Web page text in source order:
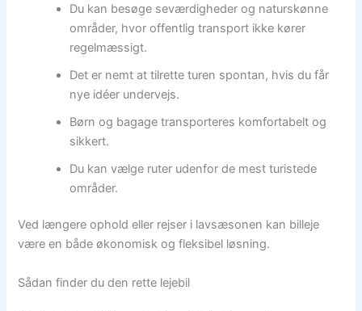
Du kan besøge seværdigheder og naturskønne
områder, hvor offentlig transport ikke kører
regelmæssigt.
Det er nemt at tilrette turen spontan, hvis du får
nye idéer undervejs.
Børn og bagage transporteres komfortabelt og
sikkert.
Du kan vælge ruter udenfor de mest turistede
områder.
Ved længere ophold eller rejser i lavsæsonen kan billeje
være en både økonomisk og fleksibel løsning.
Sådan finder du den rette lejebil